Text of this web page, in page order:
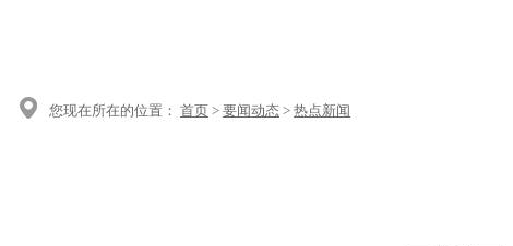
您现在所在的位置： 首页 > 要闻动态 > 热点新闻